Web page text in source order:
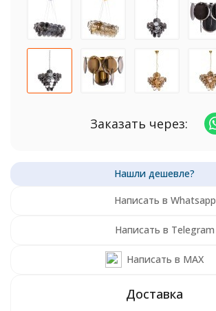
Заказать через:
Написать в Whatsapp
Написать в Telegram
Написать в MAX